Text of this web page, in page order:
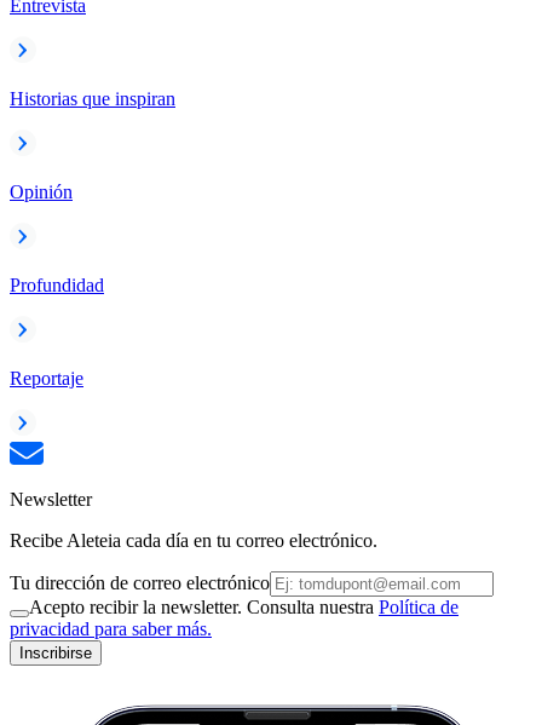
Entrevista
Historias que inspiran
Opinión
Profundidad
Reportaje
Newsletter
Recibe Aleteia cada día en tu correo electrónico.
Tu dirección de correo electrónico
Acepto recibir la newsletter. Consulta nuestra Política de
privacidad para saber más.
Inscribirse